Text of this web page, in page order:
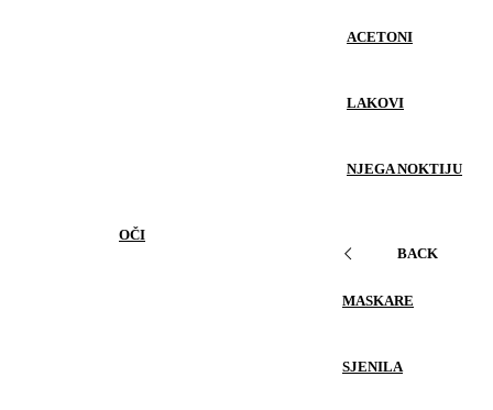
ACETONI
LAKOVI
NJEGA NOKTIJU
OČI
BACK
MASKARE
SJENILA